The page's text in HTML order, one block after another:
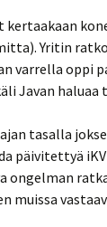
Yritin
varrella oppi
Javan haluaa
tasalla
päivitettyä
ongelman
muissa